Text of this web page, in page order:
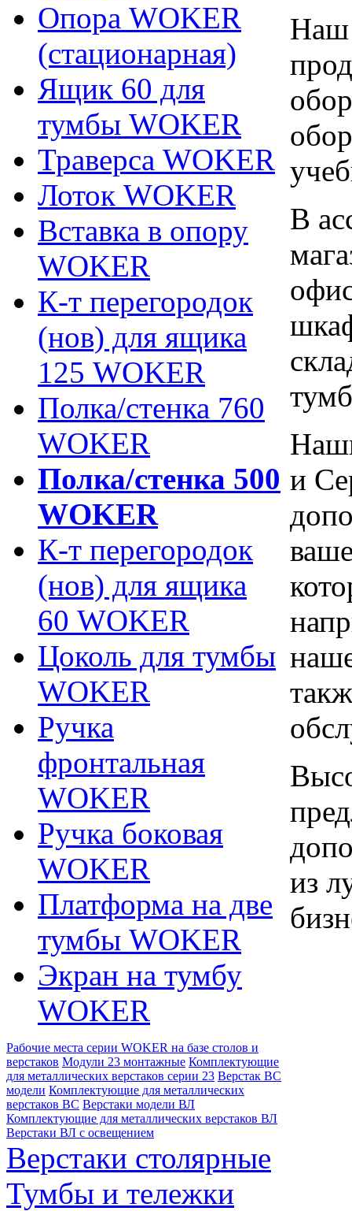
Опора WOKER
(стационарная)
Ящик 60 для
тумбы WOKER
Траверса WOKER
Лоток WOKER
Вставка в опору
WOKER
К-т перегородок
(нов) для ящика
125 WOKER
Полка/стенка 760
WOKER
Полка/стенка 500
WOKER
К-т перегородок
(нов) для ящика
60 WOKER
Цоколь для тумбы
WOKER
Ручка
фронтальная
WOKER
Ручка боковая
WOKER
Платформа на две
тумбы WOKER
Экран на тумбу
WOKER
Рабочие места серии WOKER на базе столов и
верстаков Модули 23 монтажные Комплектующие
для металлических верстаков серии 23 Верстак ВС
модели Комплектующие для металлических
верстаков ВС Верстаки модели ВЛ
Комплектующие для металлических верстаков ВЛ
Верстаки ВЛ с освещением
Верстаки столярные
Тумбы и тележки
Наш
В
и
из